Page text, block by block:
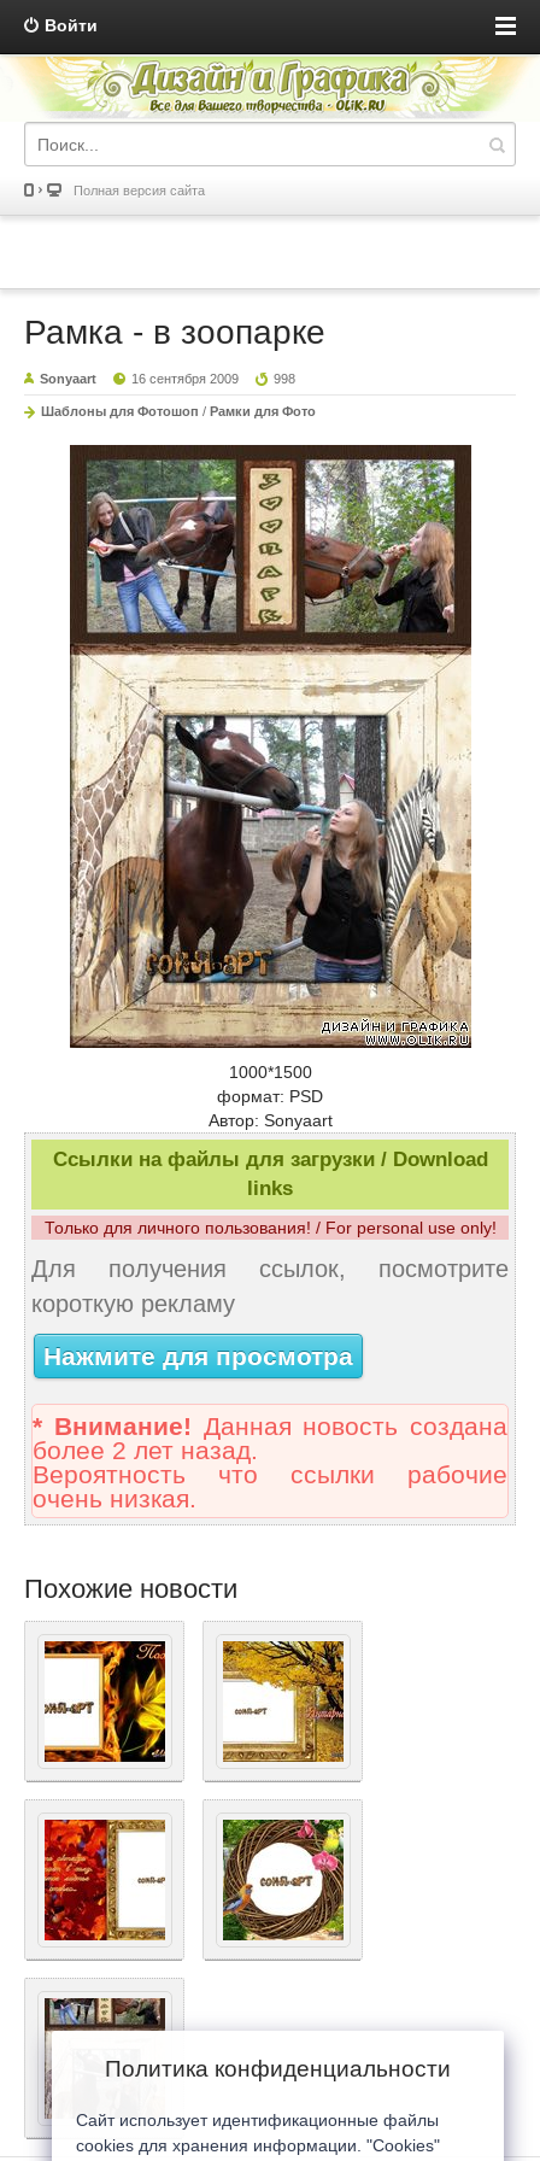
Войти
Полная версия сайта
Рамка - в зоопарке
Sonyaart 16 сентября 2009 998
Шаблоны для Фотошоп / Рамки для Фото
1000*1500
формат: PSD
Автор: Sonyaart
Ссылки на файлы для загрузки / Download
links
Только для личного пользования! / For personal use only!
Для получения ссылок, посмотрите
короткую рекламу
Нажмите для просмотра
* Внимание! Данная новость создана
более 2 лет назад.
Вероятность что ссылки рабочие
очень низкая.
Похожие новости
Политика конфиденциальности
Сайт использует идентификационные файлы
cookies для хранения информации. "Cookies"